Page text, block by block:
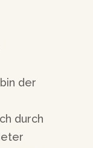
der
durch